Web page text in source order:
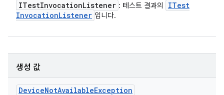
ITestInvocationListener : 테스트 결과의
ITest
InvocationListener 입니다.
생성 값
DeviceNotAvailableException